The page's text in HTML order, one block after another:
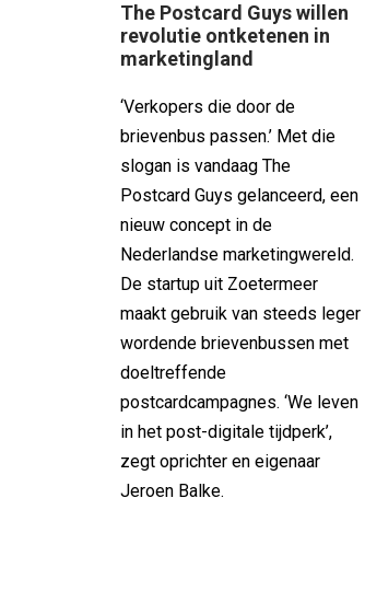
The Postcard Guys willen
revolutie ontketenen in
marketingland
‘Verkopers die door de
brievenbus passen.’ Met die
slogan is vandaag The
Postcard Guys gelanceerd, een
nieuw concept in de
Nederlandse marketingwereld.
De startup uit Zoetermeer
maakt gebruik van steeds leger
wordende brievenbussen met
doeltreffende
postcardcampagnes. ‘We leven
in het post-digitale tijdperk’,
zegt oprichter en eigenaar
Jeroen Balke.